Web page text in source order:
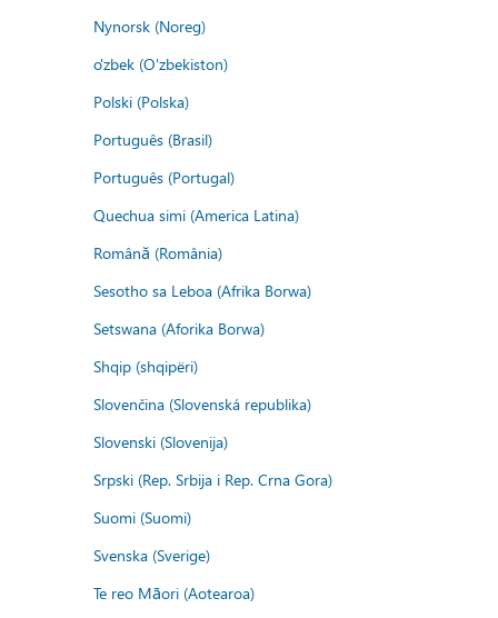
Nynorsk (Noreg)
o'zbek (O'zbekiston)
Polski (Polska)
Português (Brasil)
Português (Portugal)
Quechua simi (America Latina)
Română (România)
Sesotho sa Leboa (Afrika Borwa)
Setswana (Aforika Borwa)
Shqip (shqipëri)
Slovenčina (Slovenská republika)
Slovenski (Slovenija)
Srpski (Rep. Srbija i Rep. Crna Gora)
Suomi (Suomi)
Svenska (Sverige)
Te reo Māori (Aotearoa)